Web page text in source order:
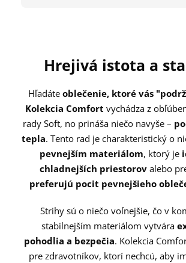
Hrejivá istota a
Hľadáte oblečenie, ktoré vás
Kolekcia Comfort vychádza z
rady Soft, no prináša niečo navyše –
tepla. Tento rad je charakteristický o
pevnejším materiálom, ktorý je
chladnejších priestorov alebo
preferujú pocit pevnejšieho
Strihy sú o niečo voľnejšie, čo v
stabilnejším materiálom vytvára
pohodlia a bezpečia. Kolekcia
pre zdravotníkov, ktorí nechcú, aby